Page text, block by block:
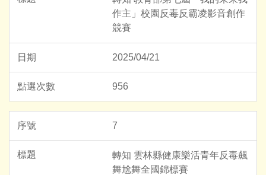
作主」校園反毒反霸凌影音創作
競賽
2025/04/21
956
7
轉知 雲林縣健康樂活青年反毒飆
舞尬舞全國錦標賽